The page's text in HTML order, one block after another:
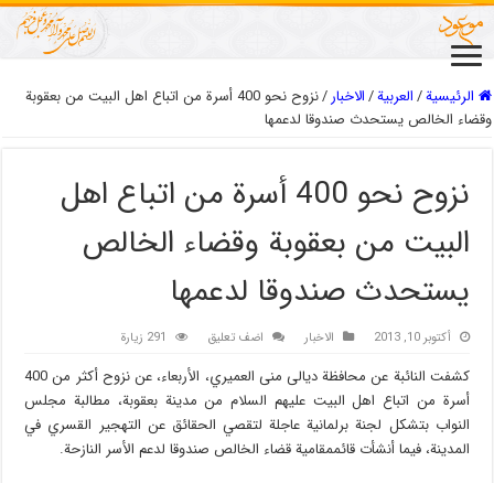
الرئيسية/العربیة/الاخبار/
نزوح نحو 400 أسرة من اتباع اهل البيت من بعقوبة
وقضاء الخالص يستحدث صندوقا لدعمها
نزوح نحو 400 أسرة من اتباع اهل
البيت من بعقوبة وقضاء الخالص
يستحدث صندوقا لدعمها
أكتوبر 10, 2013 الاخبار اضف تعليق 291 زيارة
كشفت النائبة عن محافظة ديالى منى العميري، الأربعاء، عن نزوح أكثر من 400
أسرة من اتباع اهل البيت عليهم السلام من مدينة بعقوبة، مطالبة مجلس
النواب بتشكل لجنة برلمانية عاجلة لتقصي الحقائق عن التهجير القسري في
المدينة، فيما أنشأت قائممقامية قضاء الخالص صندوقا لدعم الأسر النازحة.